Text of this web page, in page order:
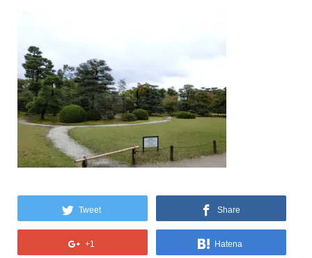
Tweet Share
+1 Hatena